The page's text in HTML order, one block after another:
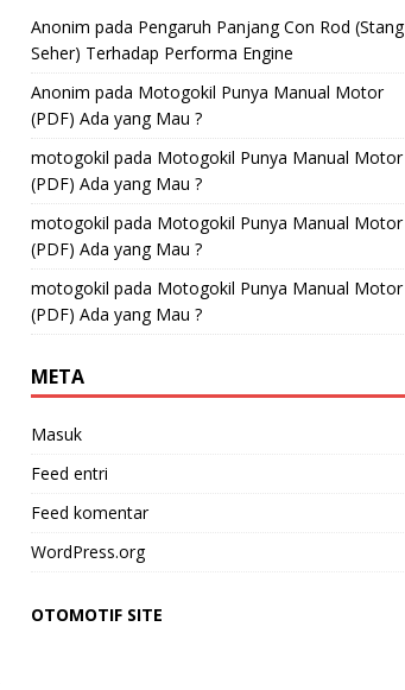
Anonim pada Pengaruh Panjang Con Rod (Stang
Seher) Terhadap Performa Engine
Anonim pada Motogokil Punya Manual Motor
(PDF) Ada yang Mau ?
motogokil pada Motogokil Punya Manual Motor
(PDF) Ada yang Mau ?
motogokil pada Motogokil Punya Manual Motor
(PDF) Ada yang Mau ?
motogokil pada Motogokil Punya Manual Motor
(PDF) Ada yang Mau ?
META
Masuk
Feed entri
Feed komentar
WordPress.org
OTOMOTIF SITE